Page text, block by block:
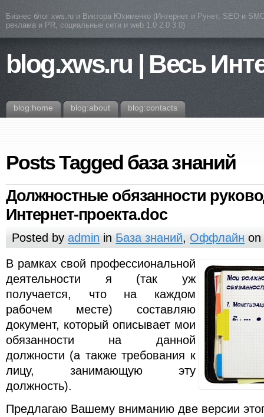
Бизнес блог xws.ru и Виктора Юхименко (Интернет и Рунет, SEO и
реклама и PR, социальные сети и web 1.0 2.0 3.0)
blog.xws.ru | Весь
blog:home blog:about blog:contacts
Posts Tagged база знаний
Должностные обязанности
Интернет-проекта.doc
Posted byadmin in База знаний, Оффлайн
В рамках свой профессиональной
деятельности я (так уж
получается, что на каждом
рабочем месте) составляю
документ, который описывает мои
обязанности на данной
должности (а также требования к
лицу, занимающую эту
должность).
Предлагаю Вашему вниманию две версии